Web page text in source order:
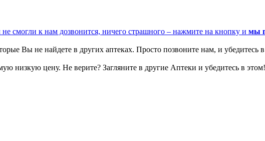
смогли к нам дозвонится, ничего страшного – нажмите на кнопку и мы
Вы не найдете в других аптеках. Просто позвоните нам, и убедитесь
низкую цену. Не верите? Загляните в другие Аптеки и убедитесь в этом!